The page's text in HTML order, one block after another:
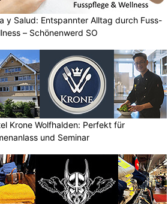
y Salud: Entspannter Alltag durch Fuss-
– Schönenwerd SO
Krone Wolfhalden: Perfekt für
und Seminar